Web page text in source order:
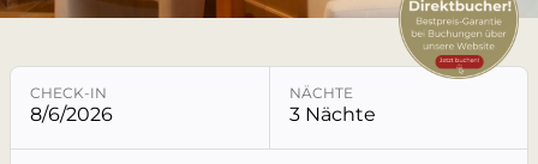
CHECK-IN
8/6/2026
NÄCHTE
3 Nächte